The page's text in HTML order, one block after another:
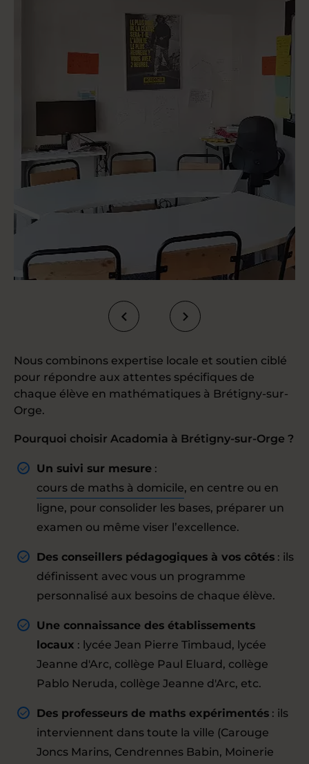
Nous combinons expertise locale et soutien ciblé
pour répondre aux attentes spécifiques de
chaque élève en mathématiques à Brétigny-sur-
Orge.
Pourquoi choisir Acadomia à Brétigny-sur-Orge ?
Un suivi sur mesure :
cours de maths à domicile, en centre ou en
ligne, pour consolider les bases, préparer un
examen ou même viser l’excellence.
Des conseillers pédagogiques à vos côtés : ils
définissent avec vous un programme
personnalisé aux besoins de chaque élève.
Une connaissance des établissements
locaux : lycée Jean Pierre Timbaud, lycée
Jeanne d'Arc, collège Paul Eluard, collège
Pablo Neruda, collège Jeanne d'Arc, etc.
Des professeurs de maths expérimentés : ils
interviennent dans toute la ville (Carouge
Joncs Marins, Cendrennes Babin, Moinerie